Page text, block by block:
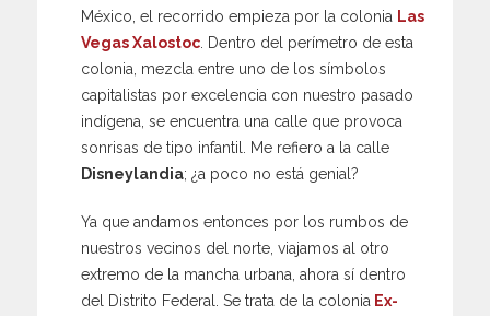
México, el recorrido empieza por la colonia Las
Vegas Xalostoc . Dentro del perímetro de esta
colonia, mezcla entre uno de los símbolos
capitalistas por excelencia con nuestro pasado
indígena, se encuentra una calle que provoca
sonrisas de tipo infantil. Me refiero a la calle
Disneylandia; ¿a poco no está genial?
Ya que andamos entonces por los rumbos de
nuestros vecinos del norte, viajamos al otro
extremo de la mancha urbana, ahora sí dentro
del Distrito Federal. Se trata de la colonia Ex-